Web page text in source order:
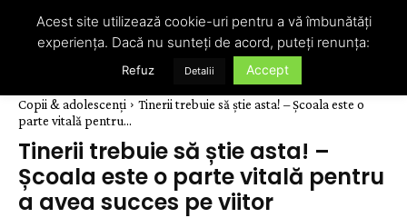
Copii & adolescenți
Tinerii trebuie să știe asta! – Școala este o
parte vitală pentru...
Tinerii trebuie să știe asta! –
Școala este o parte vitală pentru
a avea succes pe viitor
Acest site utilizează cookie-uri pentru a vă îmbunătăți
experiența. Dacă nu sunteți de acord, puteți renunța:
Refuz Detalii Accept